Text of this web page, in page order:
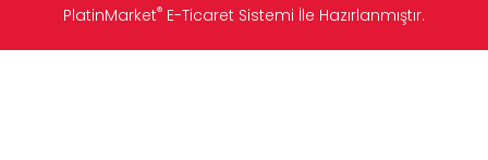
PlatinMarket® E-Ticaret Sistemi İle Hazırlanmıştır.